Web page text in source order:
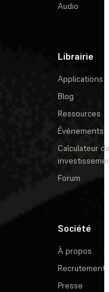
Audio
Librairie
Applications
Blog
Ressources
Événements
Calculateur
Forum
Société
À propos
Recrutement
Presse